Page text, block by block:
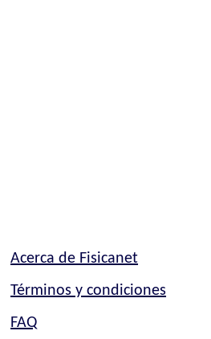
Acerca de Fisicanet
Términos y condiciones
FAQ